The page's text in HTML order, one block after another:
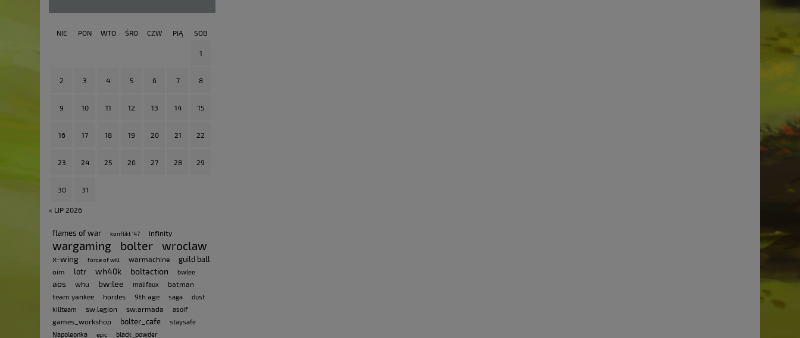
NIE PON WTO ŚRO CZW PIĄ SOB
1
2 3 4 5 6 7 8
9 10 11 12 13 14 15
16 17 18 19 20 21 22
23 24 25 26 27 28 29
30 31
« LIP 2026
flames of war konflikt '47 infinity
wargaming bolter wroclaw
x-wing force of will warmachine guild ball
oim lotr wh40k boltaction bwlee
aos whu bw:lee malifaux
batman
team yankee
hordes 9th age saga
dust
killteam
sw:legion sw:armada asoif
games_workshop bolter_cafe
staysafe
Napoleonka
epic black_powder